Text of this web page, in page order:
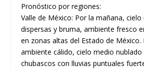
Pronóstico por regiones:
Valle de México: Por la mañana, cielo
dispersas y bruma, ambiente fresco
en zonas altas del Estado de
ambiente cálido, cielo medio
chubascos con lluvias puntuales